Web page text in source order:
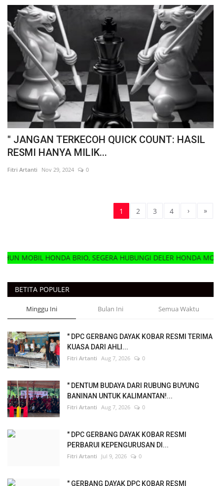
" JANGAN TERKECOH QUICK COUNT: HASIL
RESMI HANYA MILIK...
Fitri Artanti Nov 29, 2024 0
1 2 3 4 › »
BRIO, SEGERA HUBUNGI DELER HONDA MOBIL TERDEKAT
BETITA POPULER
Minggu Ini Bulan Ini Semua Waktu
" DPC GERBANG DAYAK KOBAR RESMI TERIMA
KUASA DARI AHLI...
Fitri Artanti Aug 7, 2026 0
" DENTUM BUDAYA DARI RUBUNG BUYUNG
BANINAN UNTUK KALIMANTAN!...
Fitri Artanti Aug 7, 2026 0
" DPC GERBANG DAYAK KOBAR RESMI
PERBARUI KEPENGURUSAN DI...
Fitri Artanti Jul 9, 2026 0
" GERBANG DAYAK DPC KOBAR RESMI